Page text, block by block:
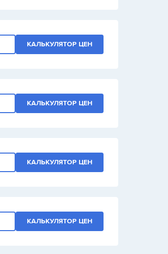
КАЛЬКУЛЯТОР ЦЕН
КАЛЬКУЛЯТОР ЦЕН
КАЛЬКУЛЯТОР ЦЕН
КАЛЬКУЛЯТОР ЦЕН